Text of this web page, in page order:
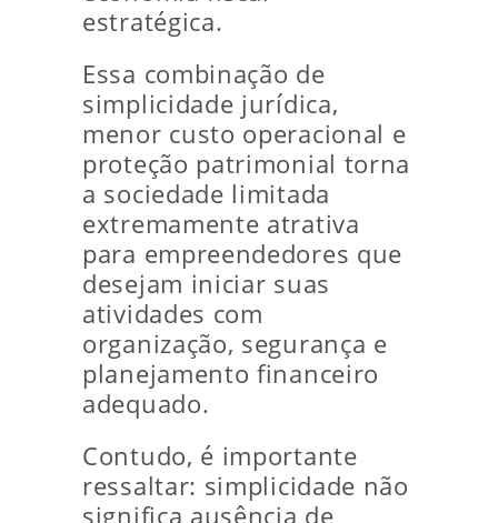
estratégica.
Essa combinação de
simplicidade jurídica,
menor custo operacional e
proteção patrimonial torna
a sociedade limitada
extremamente atrativa
para empreendedores que
desejam iniciar suas
atividades com
organização, segurança e
planejamento financeiro
adequado.
Contudo, é importante
ressaltar: simplicidade não
significa ausência de